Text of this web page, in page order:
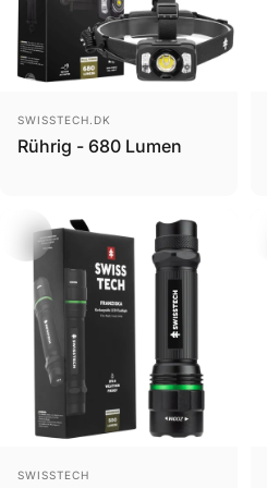
Brand
SWISSTECH.DK
Rührig - 680 Lumen
Brand
SWISSTECH